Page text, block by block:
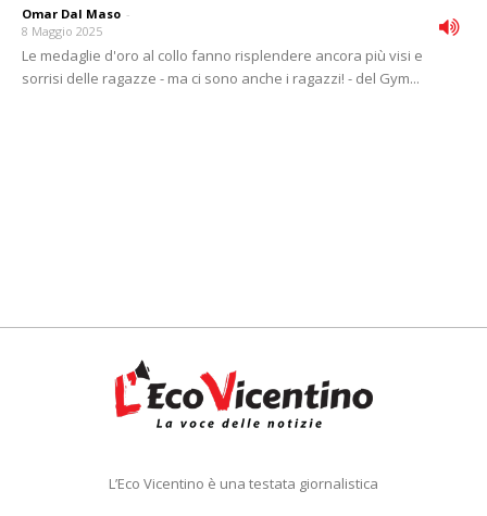
Omar Dal Maso -
8 Maggio 2025
Le medaglie d'oro al collo fanno risplendere ancora più visi e
sorrisi delle ragazze - ma ci sono anche i ragazzi! - del Gym...
L’Eco Vicentino è una testata giornalistica